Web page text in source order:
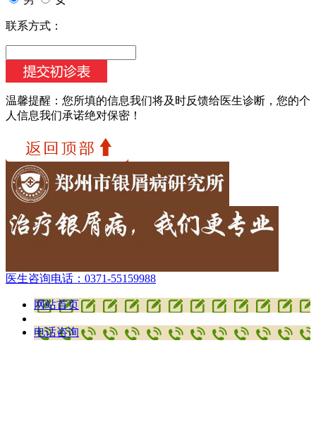
联系方式：
温馨提醒： 您所填的信息我们将及时反馈给医生诊断，您的个
人信息我们承诺绝对保密！
医生咨询电话： 0371-55159988
网站首页
电话咨询